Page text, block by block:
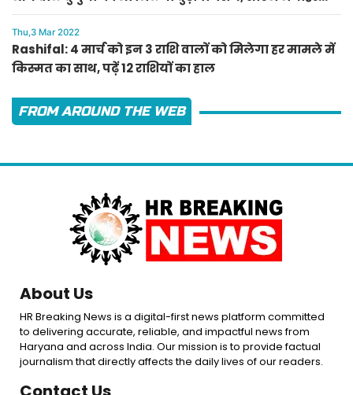
लाल का ऐलान
Thu,3 Mar 2022
Rashifal: 4 मार्च को इन 3 राशि वालों को मिलेगा हर मामले में
किस्मत का साथ, पढ़ें 12 राशियों का हाल
FROM AROUND THE WEB
About Us
HR Breaking News is a digital-first news platform committed
to delivering accurate, reliable, and impactful news from
Haryana and across India. Our mission is to provide factual
journalism that directly affects the daily lives of our readers.